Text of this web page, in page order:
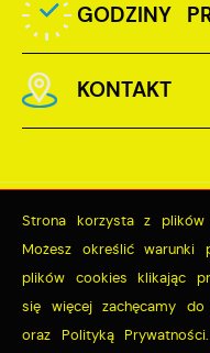
GODZINY
KONTAKT
Strona korzysta z plików
Możesz określić warunki
plików cookies klikając
się więcej zachęcamy
oraz Polityką Prywatności.